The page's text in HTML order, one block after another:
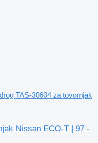
TAS-30604 za tovornjak
Nissan ECO-T | 97 -